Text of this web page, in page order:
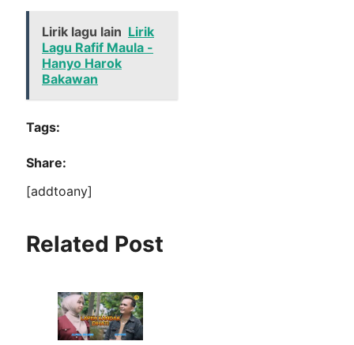
Lirik lagu lain Lirik
Lagu Rafif Maula -
Hanyo Harok
Bakawan
Tags:
Share:
[addtoany]
Related Post